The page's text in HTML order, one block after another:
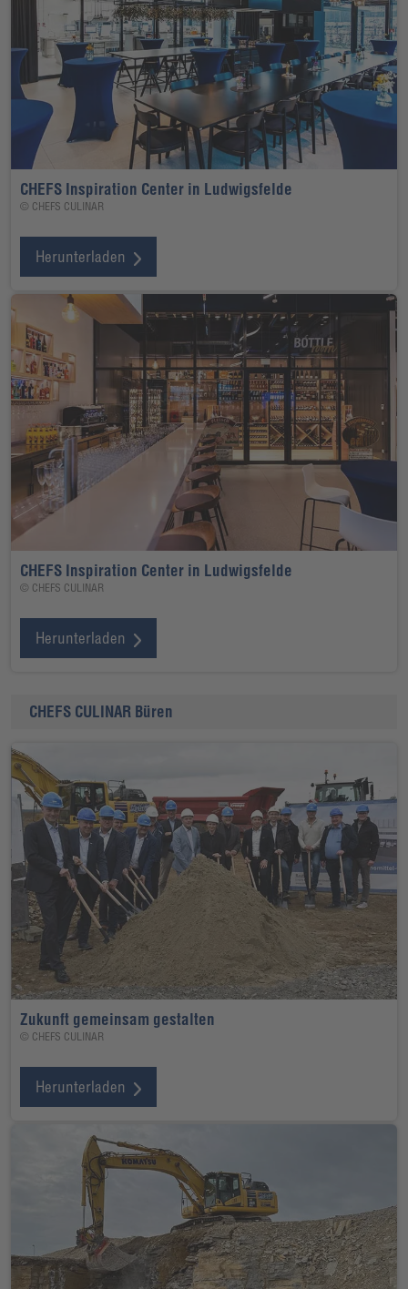
CHEFS Inspiration Center in Ludwigsfelde
© CHEFS CULINAR
Herunterladen
CHEFS Inspiration Center in Ludwigsfelde
© CHEFS CULINAR
Herunterladen
CHEFS CULINAR Büren
Zukunft gemeinsam gestalten
© CHEFS CULINAR
Herunterladen